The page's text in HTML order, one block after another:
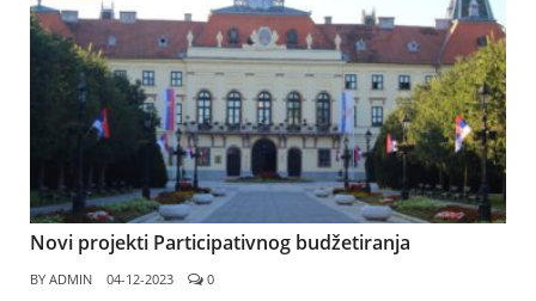
Novi projekti Participativnog budžetiranja
BY ADMIN 04-12-2023 0